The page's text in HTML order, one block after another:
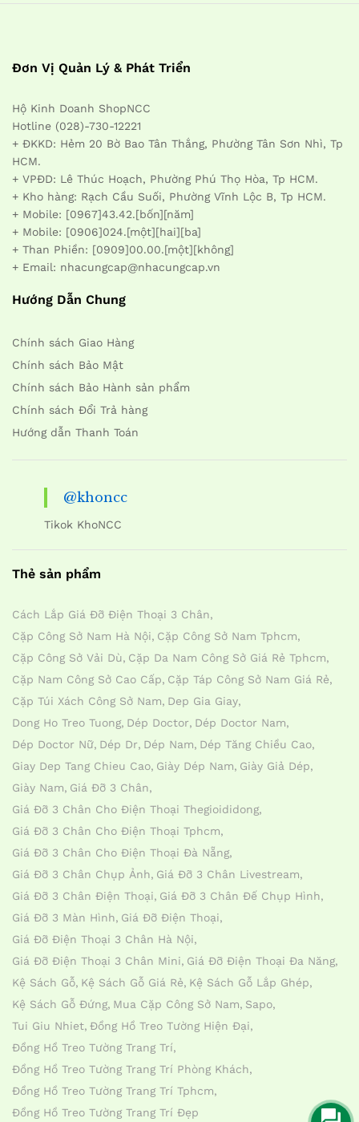
Đơn Vị Quản Lý & Phát Triển
Hộ Kinh Doanh ShopNCC
Hotline (028)-730-12221
+ ĐKKD: Hẻm 20 Bờ Bao Tân Thắng, Phường Tân Sơn Nhì, Tp
HCM.
+ VPĐD: Lê Thúc Hoạch, Phường Phú Thọ Hòa, Tp HCM.
+ Kho hàng: Rạch Cầu Suối, Phường Vĩnh Lộc B, Tp HCM.
+ Mobile: [0967]43.42.[bốn][năm]
+ Mobile: [0906]024.[một][hai][ba]
+ Than Phiền: [0909]00.00.[một][không]
+ Email: nhacungcap@nhacungcap.vn
Hướng Dẫn Chung
Chính sách Giao Hàng
Chính sách Bảo Mật
Chính sách Bảo Hành sản phẩm
Chính sách Đổi Trả hàng
Hướng dẫn Thanh Toán
@khoncc
Tikok KhoNCC
Thẻ sản phẩm
Cách Lắp Giá Đỡ Điện Thoại 3 Chân
Cặp Công Sở Nam Hà Nội Cặp Công Sở Nam Tphcm
Cặp Công Sở Vải Dù Cặp Da Nam Công Sở Giá Rẻ Tphcm
Cặp Nam Công Sở Cao Cấp Cặp Táp Công Sở Nam Giá Rẻ
Cặp Túi Xách Công Sở Nam Dep Gia Giay
Dong Ho Treo Tuong Dép Doctor Dép Doctor Nam
Dép Doctor Nữ Dép Dr Dép Nam Dép Tăng Chiều Cao
Giay Dep Tang Chieu Cao Giày Dép Nam Giày Giả Dép
Giày Nam Giá Đỡ 3 Chân
Giá Đỡ 3 Chân Cho Điện Thoại Thegioididong
Giá Đỡ 3 Chân Cho Điện Thoại Tphcm
Giá Đỡ 3 Chân Cho Điện Thoại Đà Nẵng
Giá Đỡ 3 Chân Chụp Ảnh Giá Đỡ 3 Chân Livestream
Giá Đỡ 3 Chân Điện Thoại Giá Đỡ 3 Chân Đế Chụp Hình
Giá Đỡ 3 Màn Hình Giá Đỡ Điện Thoại
Giá Đỡ Điện Thoại 3 Chân Hà Nội
Giá Đỡ Điện Thoại 3 Chân Mini Giá Đỡ Điện Thoại Đa Năng
Kệ Sách Gỗ Kệ Sách Gỗ Giá Rẻ Kệ Sách Gỗ Lắp Ghép
Kệ Sách Gỗ Đứng Mua Cặp Công Sở Nam Sapo
Tui Giu Nhiet Đồng Hồ Treo Tường Hiện Đại
Đồng Hồ Treo Tường Trang Trí
Đồng Hồ Treo Tường Trang Trí Phòng Khách
Đồng Hồ Treo Tường Trang Trí Tphcm
Đồng Hồ Treo Tường Trang Trí Đẹp